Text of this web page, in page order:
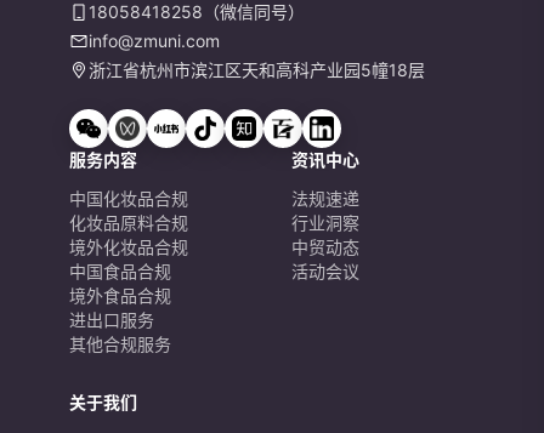
18058418258（微信同号）
info@zmuni.com
浙江省杭州市滨江区天和高科产业园5幢18层
服务内容
中国化妆品合规
化妆品原料合规
境外化妆品合规
中国食品合规
境外食品合规
进出口服务
其他合规服务
资讯中心
法规速递
行业洞察
中贸动态
活动会议
关于我们